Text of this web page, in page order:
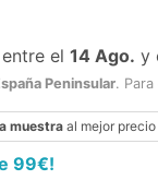
entre el 14 Ago. y
Peninsular.
muestra al mejor
99€!